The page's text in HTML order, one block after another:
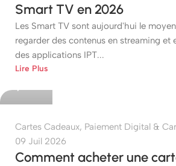
Smart TV en 2026
Les Smart TV sont aujourd'hui le
regarder des contenus en streaming et
des applications IPT...
Lire Plus
etshop
Cartes Cadeaux, Paiement Digital &
09 Juil 2026
Comment acheter une